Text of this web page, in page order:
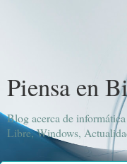
Piensa en
Blog acerca de
Libre, Windows,